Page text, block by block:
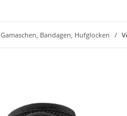
Gamaschen, Bandagen, Hufglocken